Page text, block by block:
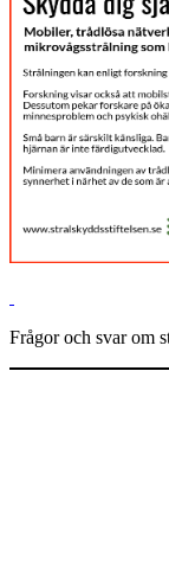
Frågor och svar om